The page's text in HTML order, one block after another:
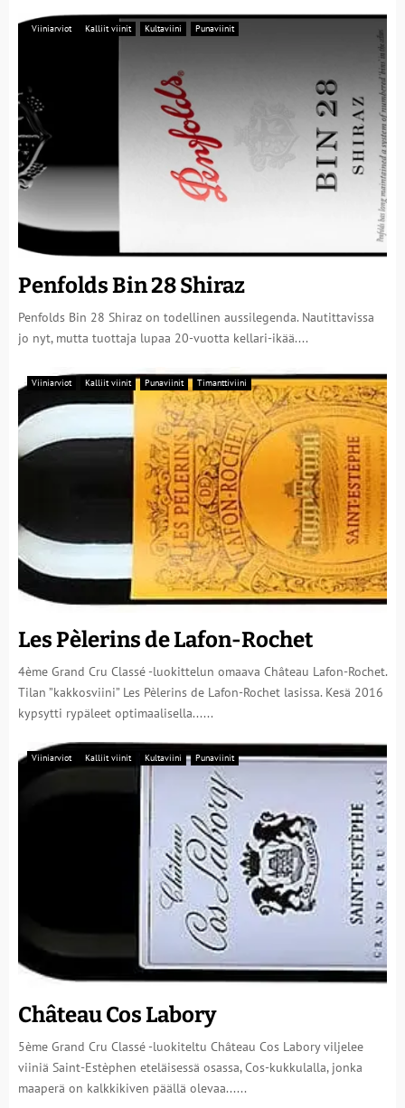
Viiniarviot Kalliit viinit Kultaviini Punaviinit
Penfolds Bin 28 Shiraz
Penfolds Bin 28 Shiraz on todellinen aussilegenda. Nautittavissa
jo nyt, mutta tuottaja lupaa 20-vuotta kellari-ikää....
Viiniarviot Kalliit viinit Punaviinit Timanttiviini
Les Pèlerins de Lafon-Rochet
4ème Grand Cru Classé -luokittelun omaava Château Lafon-Rochet.
Tilan ”kakkosviini” Les Pèlerins de Lafon-Rochet lasissa. Kesä 2016
kypsytti rypäleet optimaalisella......
Viiniarviot Kalliit viinit Kultaviini Punaviinit
Château Cos Labory
5ème Grand Cru Classé -luokiteltu Château Cos Labory viljelee
viiniä Saint-Estèphen eteläisessä osassa, Cos-kukkulalla, jonka
maaperä on kalkkikiven päällä olevaa......